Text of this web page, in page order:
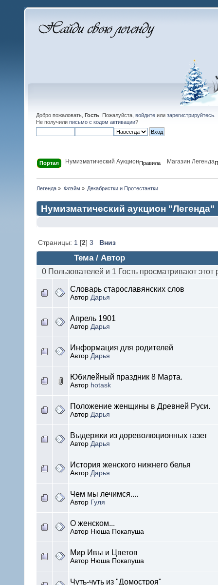
Добро пожаловать, Гость . Пожалуйста, войдите или зарегистрируйтесь
Не получили письмо с кодом активации?
Портал Нумизматический АукционПравила Магазин Легенда
Легенда » Флэйм » Декабристки и Протестантки
Нумизматический аукцион "Легенда"
Страницы: 1 [2] 3 Вниз
Тема / Автор
0 Пользователей и 1 Гость просматривают этот
Словарь старославянских слов
Автор Дарья
Апрель 1901
Автор Дарья
Информация для родителей
Автор Дарья
Юбилейный праздник 8 Марта.
Автор hotask
Положение женщины в Древней Руси.
Автор Дарья
Выдержки из дореволюционных газет
Автор Дарья
История женского нижнего белья
Автор Дарья
Чем мы лечимся....
Автор Гуля
О женском...
Автор Нюша Покапуша
Мир Ивы и Цветов
Автор Нюша Покапуша
Чуть-чуть из "Домостроя"